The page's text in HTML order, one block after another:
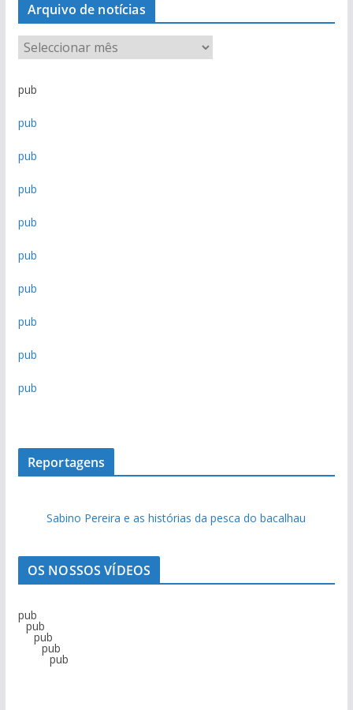
Arquivo de notícias
q
i
o
n
t
i
s
pub
pub
pub
pub
pub
pub
pub
pub
pub
pub
Reportagens
Sabino Pereira e as histórias da pesca do bacalhau
OS NOSSOS VÍDEOS
pub
pub
pub
pub
pub